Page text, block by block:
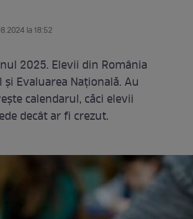
la 18:52
2025. Elevii din România
Evaluarea Națională. Au
calendarul, căci elevii
decât ar fi crezut.